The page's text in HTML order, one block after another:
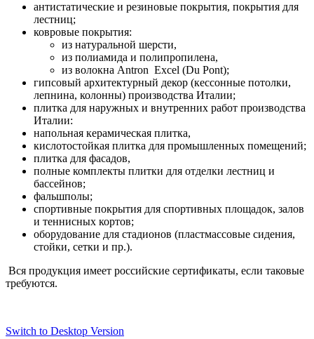
антистатические и резиновые покрытия, покрытия для
лестниц;
ковровые покрытия:
из натуральной шерсти,
из полиамида и полипропилена,
из волокна Antron Excel (Du Pont);
гипсовый архитектурный декор (кессонные потолки,
лепнина, колонны) производства Италии;
плитка для наружных и внутренних работ производства
Италии:
напольная керамическая плитка,
кислотостойкая плитка для промышленных помещений;
плитка для фасадов,
полные комплекты плитки для отделки лестниц и
бассейнов;
фальшполы;
спортивные покрытия для спортивных площадок, залов
и теннисных кортов;
оборудование для стадионов (пластмассовые сидения,
стойки, сетки и пр.).
Вся продукция имеет российские сертификаты, если таковые
требуются.
Switch to Desktop Version